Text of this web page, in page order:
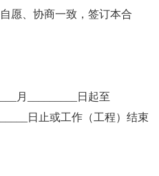
愿、协商一致，签订本合
月_________日起至
日止或工作（工程）结束